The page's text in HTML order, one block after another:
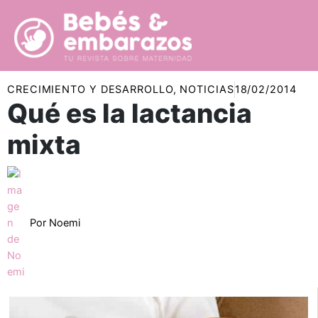
contenido
CRECIMIENTO Y DESARROLLO, NOTICIAS18/02/2014
Qué es la lactancia
mixta
Por Noemi